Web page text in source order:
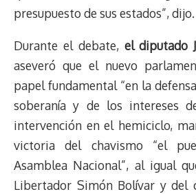
presupuesto de sus estados”, dijo.
Durante el debate, el diputado
aseveró que el nuevo
papel fundamental “en la
soberanía y de los intereses
intervención en el hemiciclo,
victoria del chavismo “el
Asamblea Nacional”, al igual
Libertador Simón Bolívar y del